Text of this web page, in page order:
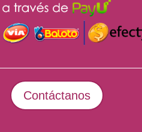
Contáctanos